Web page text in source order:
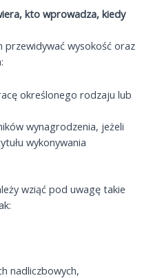
kto wprowadza, kiedy
przewidywać wysokość oraz
określonego rodzaju lub
wynagrodzenia, jeżeli
wykonywania
wziąć pod uwagę takie
nadliczbowych,